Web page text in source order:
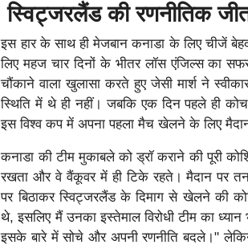
स्विट्जरलैंड की रणनीतिक
इस हार के साथ ही मेजबान कनाडा के लिए चीजें
लिए महज चार दिनों के भीतर लॉस एंजिल्स का
चौंकाने वाला खुलासा करते हुए जेसी मार्श ने
स्थिति में थे ही नहीं। जबकि एक दिन पहले ही कोच
इस विश्व कप में अपना पहला मैच खेलने के लिए
कनाडा की टीम मुकाबले को ड्रॉ कराने की पूरी
रखता और वे वैंकूवर में ही टिके रहते। मैदान पर
पर बिठाकर स्विट्जरलैंड के दिमाग से खेलने की
थे, इसलिए मैं उनका इस्तेमाल विरोधी टीम का
इसके बारे में सोचे और अपनी रणनीति बदले।"